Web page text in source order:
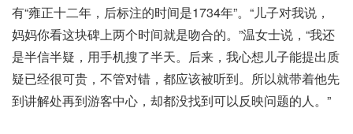
有“雍正十二年，后标注的时间是1734年”。“儿子对我说，
妈妈你看这块碑上两个时间就是吻合的。”温女士说，“我还
是半信半疑，用手机搜了半天。后来，我心想儿子能提出质
疑已经很可贵，不管对错，都应该被听到。所以就带着他先
到讲解处再到游客中心，却都没找到可以反映问题的人。”